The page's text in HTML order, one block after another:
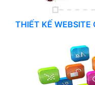
THIẾT KẾ WEBSITE